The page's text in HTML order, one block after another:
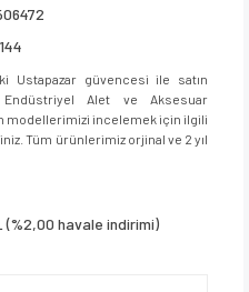
Ustapazar güvencesi ile satın
Alet ve Aksesuar
modellerimizi incelemek için ilgili
Tüm ürünlerimiz orjinal ve 2 yıl
(%2,00 havale indirimi)